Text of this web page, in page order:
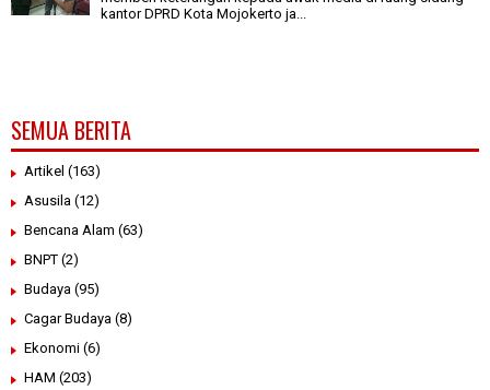
kantor DPRD Kota Mojokerto ja...
SEMUA BERITA
Artikel (163)
Asusila (12)
Bencana Alam (63)
BNPT (2)
Budaya (95)
Cagar Budaya (8)
Ekonomi (6)
HAM (203)